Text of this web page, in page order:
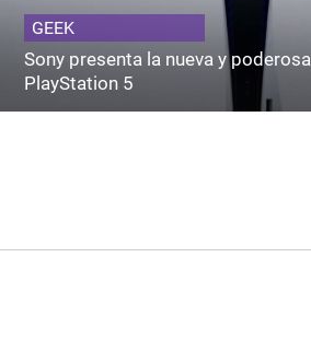
GEEK
Sony presenta la nueva y poderosa
PlayStation 5